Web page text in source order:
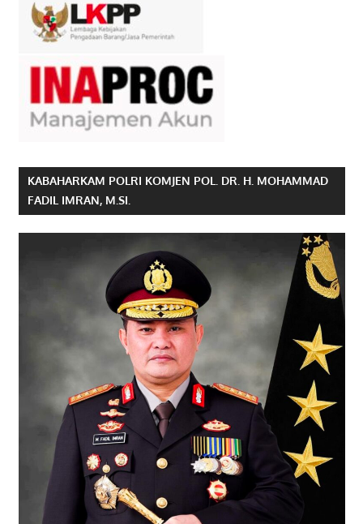
KABAHARKAM POLRI KOMJEN POL. DR. H. MOHAMMAD
FADIL IMRAN, M.SI.